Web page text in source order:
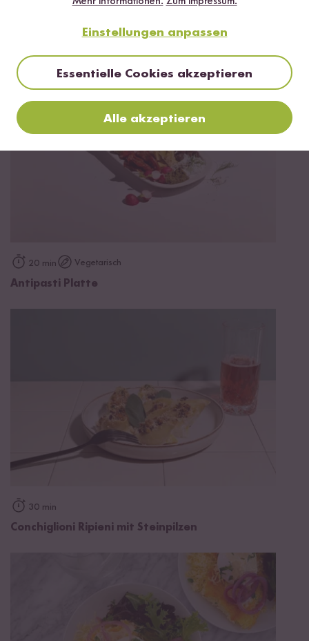
20 min Vegetarisch
Antipasti Platte
30 min
Conchiglioni Ripieni mit Steinpilzen
Einstellungen anpassen
Essentielle Cookies akzeptieren
Alle akzeptieren